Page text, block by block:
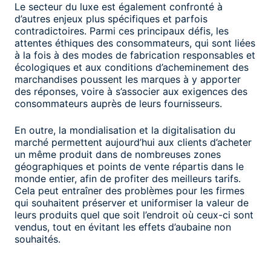
Le secteur du luxe est également confronté à
d’autres enjeux plus spécifiques et parfois
contradictoires. Parmi ces principaux défis, les
attentes éthiques des consommateurs, qui sont liées
à la fois à des modes de fabrication responsables et
écologiques et aux conditions d’acheminement des
marchandises poussent les marques à y apporter
des réponses, voire à s’associer aux exigences des
consommateurs auprès de leurs fournisseurs.
En outre, la mondialisation et la digitalisation du
marché permettent aujourd’hui aux clients d’acheter
un même produit dans de nombreuses zones
géographiques et points de vente répartis dans le
monde entier, afin de profiter des meilleurs tarifs.
Cela peut entraîner des problèmes pour les firmes
qui souhaitent préserver et uniformiser la valeur de
leurs produits quel que soit l’endroit où ceux-ci sont
vendus, tout en évitant les effets d’aubaine non
souhaités.